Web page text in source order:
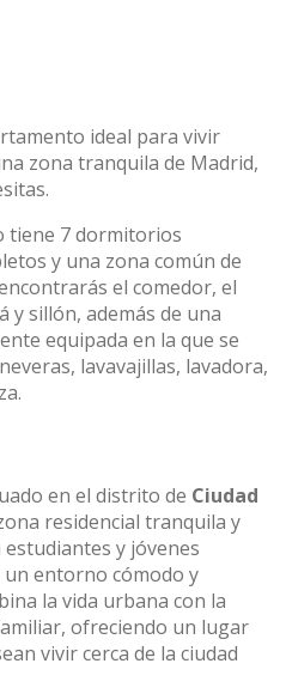
ideal para vivir
zona tranquila de Madrid,
tiene 7 dormitorios
y una zona común de
el comedor, el
y sillón, además de una
equipada en la que se
lavavajillas, lavadora,
en el distrito de Ciudad
residencial tranquila y
y jóvenes
entorno cómodo y
la vida urbana con la
ofreciendo un lugar
vivir cerca de la ciudad